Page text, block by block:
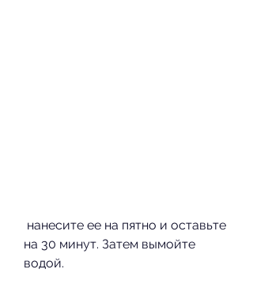
на 30 минут. Затем вымойте
водой.